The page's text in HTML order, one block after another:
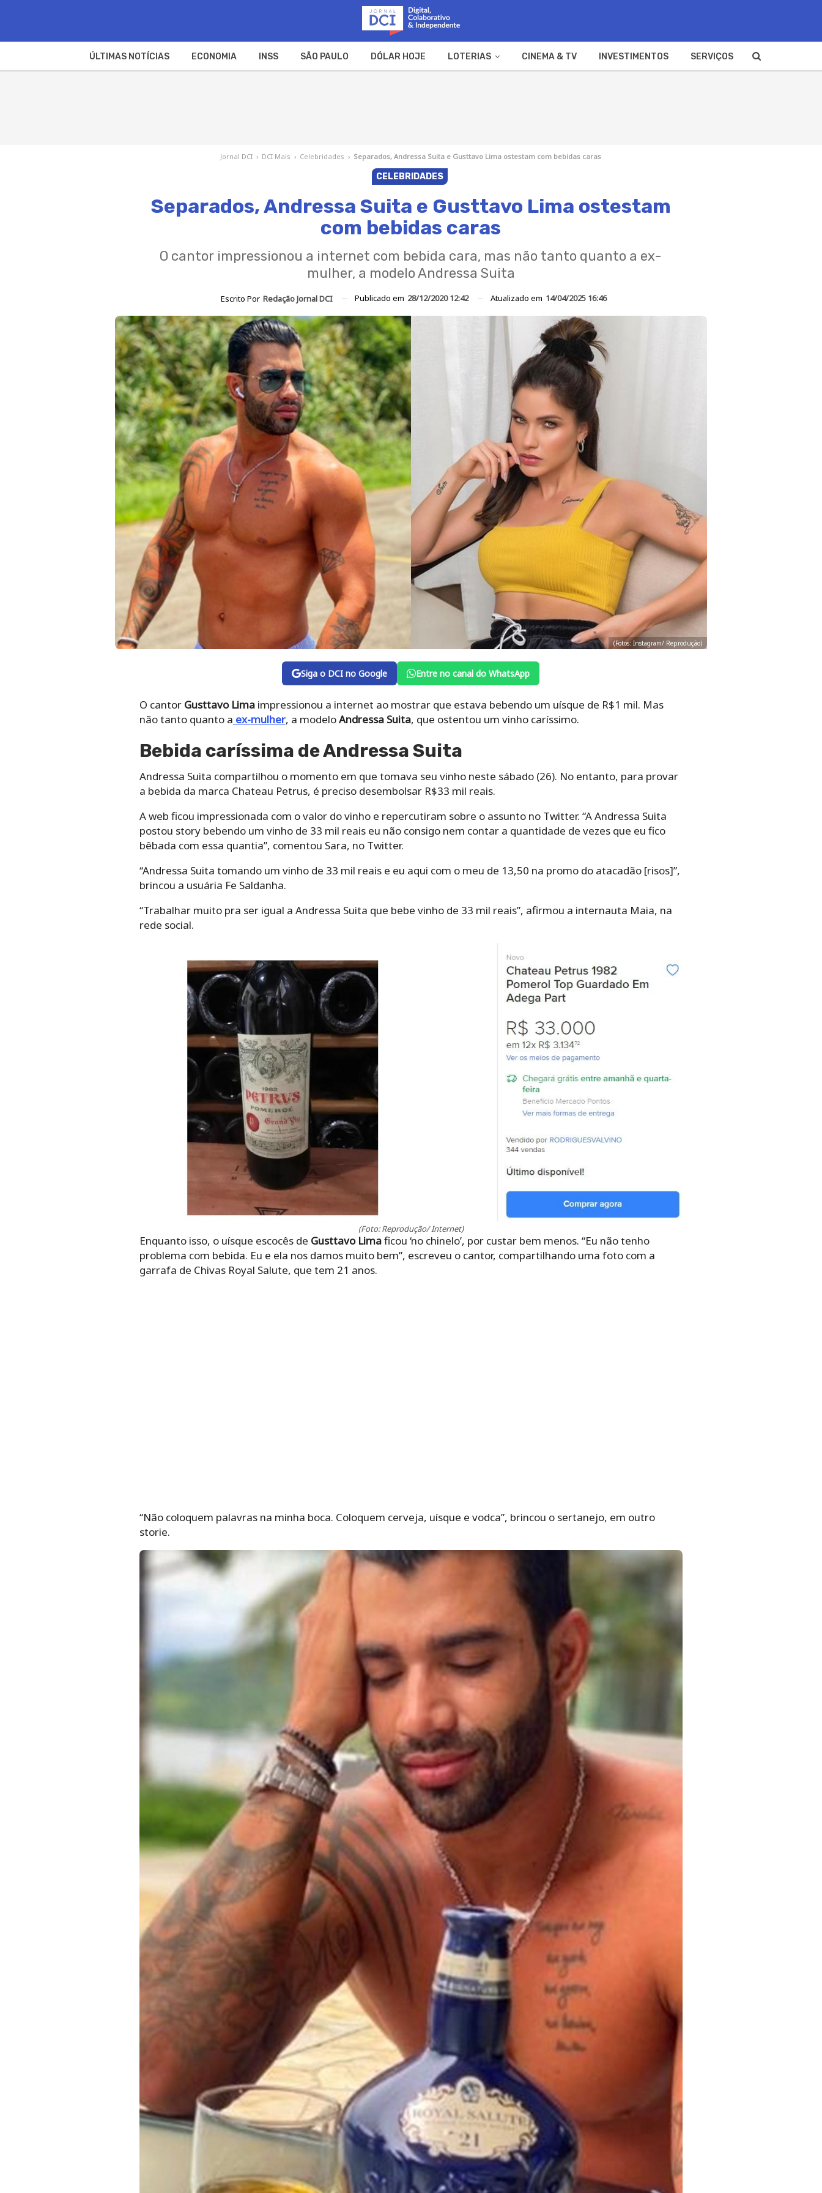
ÚLTIMAS NOTÍCIAS ECONOMIA INSS SÃO PAULO DÓLAR HOJE LOTERIAS CINEMA & TV INVESTIMENTOS SERVIÇOS
Jornal DCI › DCI Mais › Celebridades › Separados, Andressa Suita e Gusttavo Lima ostestam com bebidas caras
CELEBRIDADES
Separados, Andressa Suita e Gusttavo Lima ostestam
com bebidas caras
O cantor impressionou a internet com bebida cara, mas não tanto quanto a ex-
mulher, a modelo Andressa Suita
Escrito Por Redação Jornal DCI Publicado em 28/12/2020 12:42 Atualizado em 14/04/2025 16:46
(Fotos: Instagram/ Reprodução)
Siga o DCI no Google Entre no canal do WhatsApp
O cantorGusttavo Limaimpressionou a internet ao mostrar que estava bebendo um uísque de R$1 mil. Mas
não tanto quanto a ex-mulher, a modeloAndressa Suita, que ostentou um vinho caríssimo.
Bebida caríssima de Andressa Suita
Andressa Suita compartilhou o momento em que tomava seu vinho neste sábado (26). No entanto, para provar
a bebida da marca Chateau Petrus, é preciso desembolsar R$33 mil reais.
A web ficou impressionada com o valor do vinho e repercutiram sobre o assunto no Twitter. “A Andressa Suita
postou story bebendo um vinho de 33 mil reais eu não consigo nem contar a quantidade de vezes que eu fico
bêbada com essa quantia”, comentou Sara, no Twitter.
“Andressa Suita tomando um vinho de 33 mil reais e eu aqui com o meu de 13,50 na promo do atacadão [risos]”,
brincou a usuária Fe Saldanha.
“Trabalhar muito pra ser igual a Andressa Suita que bebe vinho de 33 mil reais”, afirmou a internauta Maia, na
rede social.
(Foto: Reprodução/ Internet)
Enquanto isso, o uísque escocês de Gusttavo Limaficou ‘no chinelo’, por custar bem menos. “Eu não tenho
problema com bebida. Eu e ela nos damos muito bem”, escreveu o cantor, compartilhando uma foto com a
garrafa de Chivas Royal Salute, que tem 21 anos.
“Não coloquem palavras na minha boca. Coloquem cerveja, uísque e vodca”, brincou o sertanejo, em outro
storie.